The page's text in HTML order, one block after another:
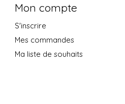
Mon compte
S'inscrire
Mes commandes
Ma liste de souhaits